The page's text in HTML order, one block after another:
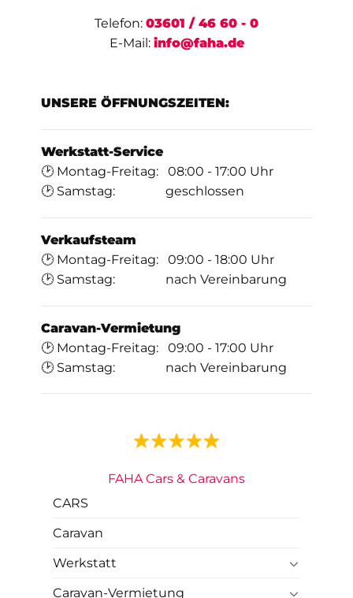
Telefon: 03601 / 46 60 - 0
E-Mail: info@faha.de
UNSERE ÖFFNUNGSZEITEN:
Werkstatt-Service
🕑 Montag-Freitag: 08:00 - 17:00 Uhr
🕑 Samstag: geschlossen
Verkaufsteam
🕑 Montag-Freitag: 09:00 - 18:00 Uhr
🕑 Samstag: nach Vereinbarung
Caravan-Vermietung
🕑 Montag-Freitag: 09:00 - 17:00 Uhr
🕑 Samstag: nach Vereinbarung
FAHA Cars & Caravans
CARS
Caravan
Werkstatt
Caravan-Vermietung